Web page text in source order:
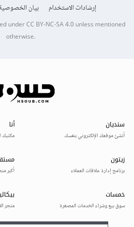
إرشادات الاستخدام
بيان
underCC BY-NC-SA 4.0unless mentioned
otherwise.